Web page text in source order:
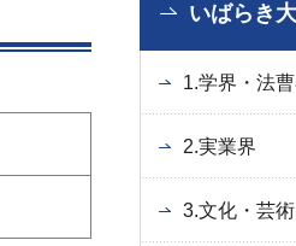
いばらき
1.学界・法
2.実業界
3.文化・芸術